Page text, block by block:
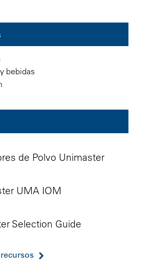
bebidas
de Polvo Unimaster
UMA IOM
Selection Guide